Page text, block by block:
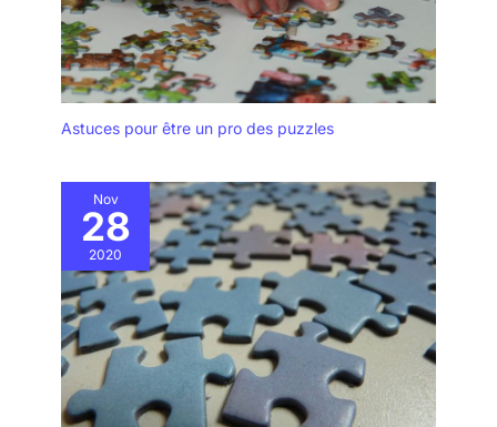
Astuces pour être un pro des puzzles
Nov
28
2020